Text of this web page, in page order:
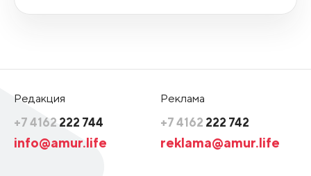
Редакция
+7 4162 222 744
info@amur.life
Реклама
+7 4162 222 742
reklama@amur.life